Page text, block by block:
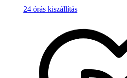
24 órás kiszállítás